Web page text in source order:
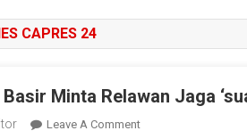
CAPRES 24
Basir Minta Relawan Jaga
Leave A CommentOn